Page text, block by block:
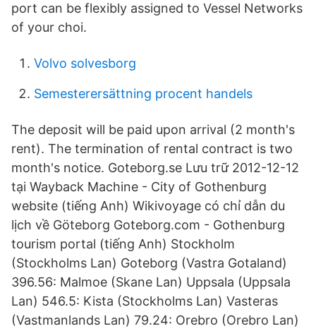
port can be flexibly assigned to Vessel Networks
of your choi.
Volvo solvesborg
Semesterersättning procent handels
The deposit will be paid upon arrival (2 month's
rent). The termination of rental contract is two
month's notice. Goteborg.se Lưu trữ 2012-12-12
tại Wayback Machine - City of Gothenburg
website (tiếng Anh) Wikivoyage có chỉ dẫn du
lịch về Göteborg Goteborg.com - Gothenburg
tourism portal (tiếng Anh) Stockholm
(Stockholms Lan) Goteborg (Vastra Gotaland)
396.56: Malmoe (Skane Lan) Uppsala (Uppsala
Lan) 546.5: Kista (Stockholms Lan) Vasteras
(Vastmanlands Lan) 79.24: Orebro (Orebro Lan)